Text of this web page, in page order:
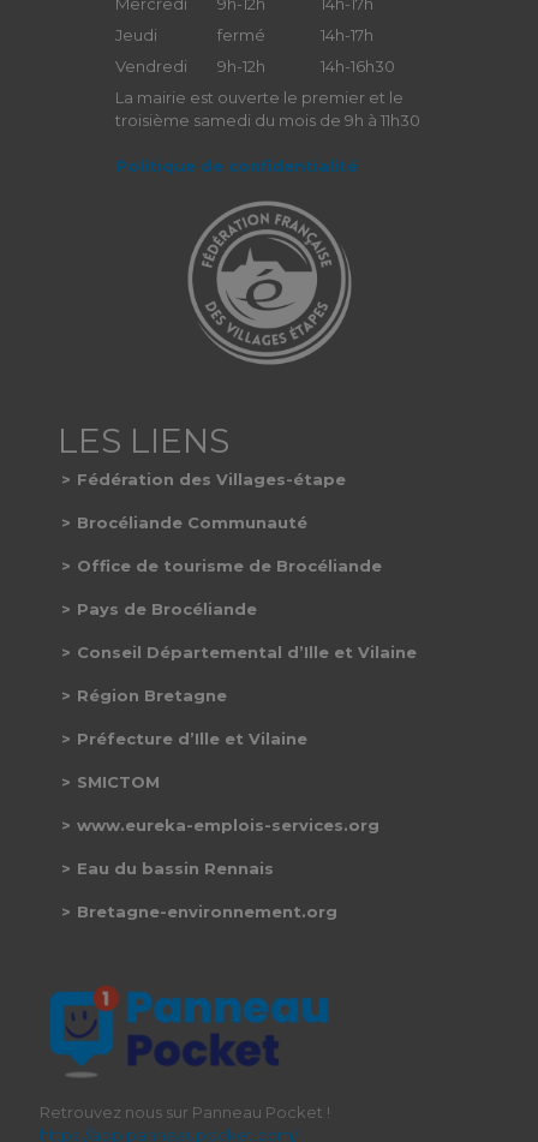
Mercredi
9h-12h
14h-17h
Jeudi
fermé
14h-17h
Vendredi
9h-12h
14h-16h30
La mairie est ouverte le premier et le
troisième samedi du mois de 9h à 11h30
Politique de confidentialité
Fédération des Villages-étape
Brocéliande Communauté
Office de tourisme de Brocéliande
Pays de Brocéliande
Conseil Départemental d’Ille et Vilaine
Région Bretagne
Préfecture d’Ille et Vilaine
SMICTOM
www.eureka-emplois-services.org
Eau du bassin Rennais
Bretagne-environnement.org
Retrouvez nous sur Panneau Pocket !
https://app.panneaupocket.com/